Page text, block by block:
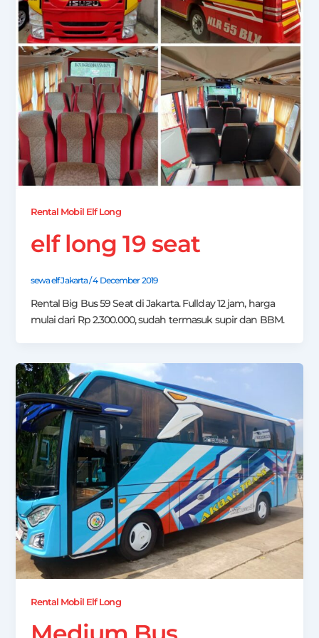
Rental Mobil Elf Long
elf long 19 seat
sewa elf Jakarta/4 December 2019
Rental Big Bus 59 Seat di Jakarta. Fullday 12 jam, harga
mulai dari Rp 2.300.000, sudah termasuk supir dan BBM.
Rental Mobil Elf Long